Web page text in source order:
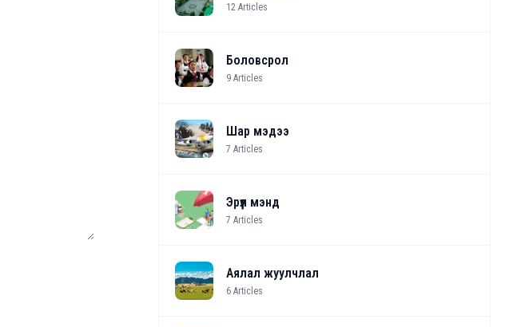
12 Articles
Боловсрол
9 Articles
Шар мэдээ
7 Articles
Эрүүл мэнд
7 Articles
Аялал жуулчлал
6 Articles